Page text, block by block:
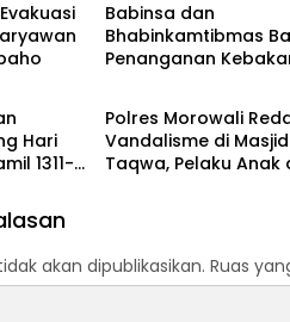
Babinsa dan
Bhabinkamtibmas
Penanganan
Hari
1311-
Agama
Polres Morowali
Vandalisme di
Taqwa, Pelaku Anak
akan dipublikasikan. Ruas